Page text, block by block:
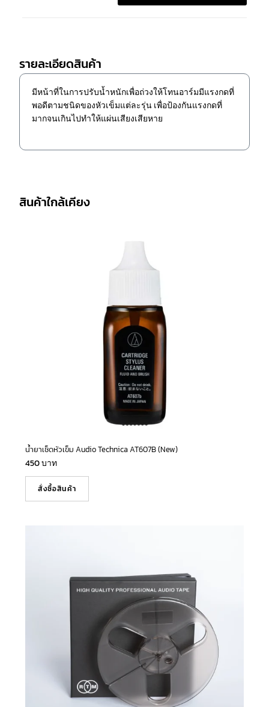
รายละเอียดสินค้า
มีหน้าที่ในการปรับน้ำหนักเพื่อถ่วงให้โทนอาร์มมีแรงกดที่
พอดีตามชนิดของหัวเข็มแต่ละรุ่น เพื่อป้องกันแรงกดที่
มากจนเกินไปทำให้แผ่นเสียงเสียหาย
สินค้าใกล้เคียง
น้ำยาเช็ดหัวเข็ม Audio Technica AT607B (New)
450บาท
สั่งซื้อสินค้า